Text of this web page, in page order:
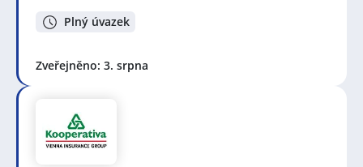
Plný úvazek
Zveřejněno: 3. srpna